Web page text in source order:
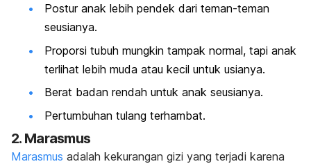
Postur anak lebih pendek dari teman-teman
seusianya.
Proporsi tubuh mungkin tampak normal, tapi anak
terlihat lebih muda atau kecil untuk usianya.
Berat badan rendah untuk anak seusianya.
Pertumbuhan tulang terhambat.
2. Marasmus
Marasmus adalah kekurangan gizi yang terjadi karena